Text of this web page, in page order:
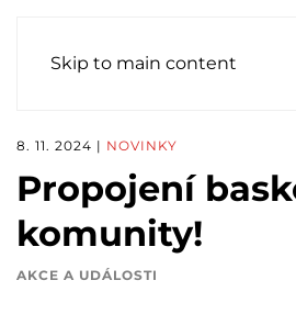
Skip to main content
8. 11. 2024 | NOVINKY
Propojení
komunity!
AKCE A UDÁLOSTI